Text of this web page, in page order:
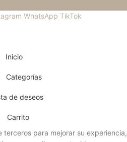
WhatsApp TikTok
Inicio
Categorías
de deseos
Carrito
terceros para mejorar su experiencia,